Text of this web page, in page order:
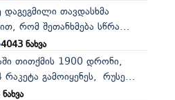
დაგეგმილი თავდასხმა
რომ შეთანხმება სწრა...
4043ნახვა
თითქმის 1900 დრონი,
გამოიყენეს, რუსე...
ნახვა